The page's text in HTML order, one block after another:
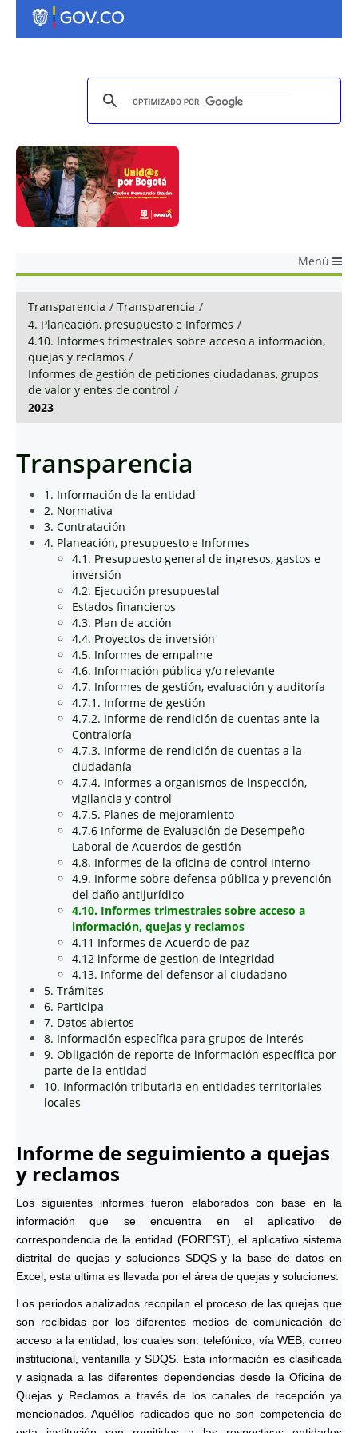
Menú
Transparencia / Transparencia /
4. Planeación, presupuesto e Informes /
4.10. Informes trimestrales sobre acceso a información,
quejas y reclamos /
Informes de gestión de peticiones ciudadanas, grupos
de valor y entes de control /
2023
Transparencia
1. Información de la entidad
2. Normativa
3. Contratación
4. Planeación, presupuesto e Informes
4.1. Presupuesto general de ingresos, gastos e
inversión
4.2. Ejecución presupuestal
Estados financieros
4.3. Plan de acción
4.4. Proyectos de inversión
4.5. Informes de empalme
4.6. Información pública y/o relevante
4.7. Informes de gestión, evaluación y auditoría
4.7.1. Informe de gestión
4.7.2. Informe de rendición de cuentas ante la
Contraloría
4.7.3. Informe de rendición de cuentas a la
ciudadanía
4.7.4. Informes a organismos de inspección,
vigilancia y control
4.7.5. Planes de mejoramiento
4.7.6 Informe de Evaluación de Desempeño
Laboral de Acuerdos de gestión
4.8. Informes de la oficina de control interno
4.9. Informe sobre defensa pública y prevención
del daño antijurídico
4.10. Informes trimestrales sobre acceso a
información, quejas y reclamos
4.11 Informes de Acuerdo de paz
4.12 informe de gestion de integridad
4.13. Informe del defensor al ciudadano
5. Trámites
6. Participa
7. Datos abiertos
8. Información específica para grupos de interés
9. Obligación de reporte de información específica por
parte de la entidad
10. Información tributaria en entidades territoriales
locales
Informe de seguimiento a quejas
y reclamos
Los siguientes informes fueron elaborados con base en la
información que se encuentra en el aplicativo de
correspondencia de la entidad (FOREST), el aplicativo sistema
distrital de quejas y soluciones SDQS y la base de datos en
Excel, esta ultima es llevada por el área de quejas y soluciones.
Los periodos analizados recopilan el proceso de las quejas que
son recibidas por los diferentes medios de comunicación de
acceso a la entidad, los cuales son: telefónico, vía WEB, correo
institucional, ventanilla y SDQS. Esta información es clasificada
y asignada a las diferentes dependencias desde la Oficina de
Quejas y Reclamos a través de los canales de recepción ya
mencionados. Aquéllos radicados que no son competencia de